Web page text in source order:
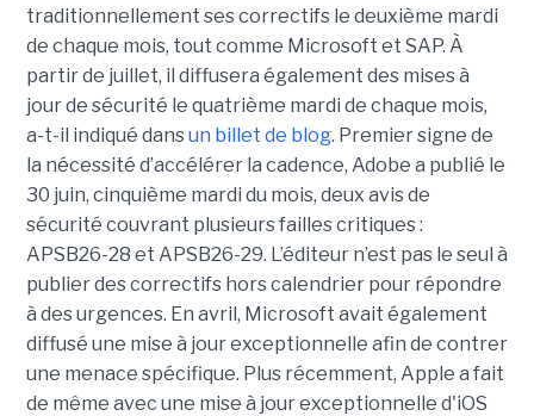
traditionnellement ses correctifs le deuxième mardi
de chaque mois, tout comme Microsoft et SAP. À
partir de juillet, il diffusera également des mises à
jour de sécurité le quatrième mardi de chaque mois,
a-t-il indiqué dansun billet de blog. Premier signe de
la nécessité d’accélérer la cadence, Adobe a publié le
30 juin, cinquième mardi du mois, deux avis de
sécurité couvrant plusieurs failles critiques :
APSB26-28 et APSB26-29. L’éditeur n’est pas le seul à
publier des correctifs hors calendrier pour répondre
à des urgences. En avril, Microsoft avait également
diffusé une mise à jour exceptionnelle afin de contrer
une menace spécifique. Plus récemment, Apple a fait
de même avec une mise à jour exceptionnelle d'iOS